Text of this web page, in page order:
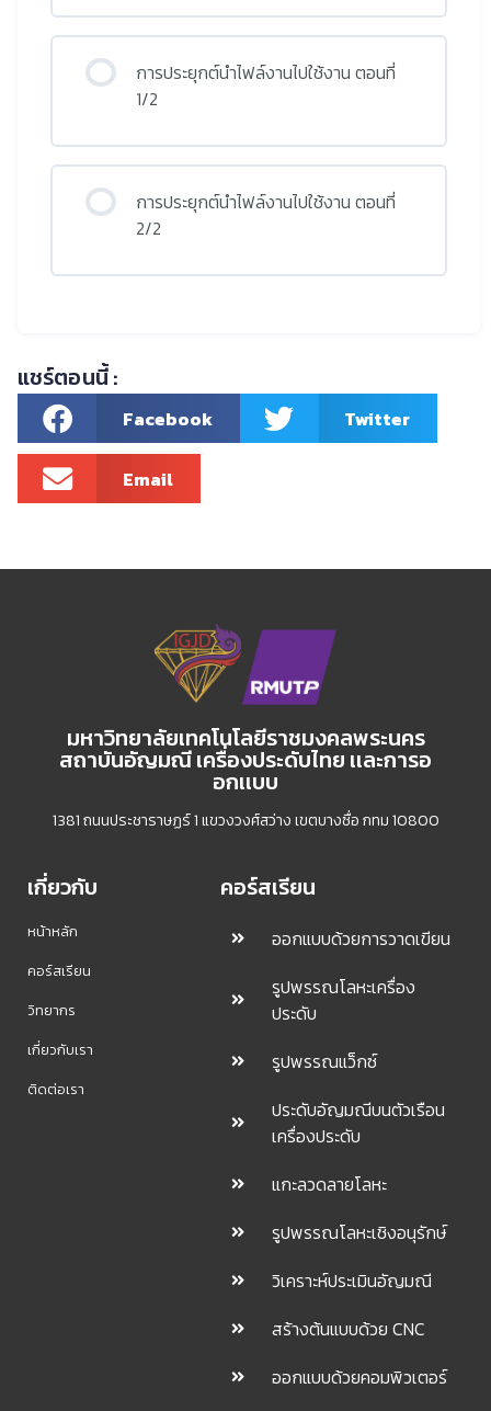
การประยุกต์นำไฟล์งานไปใช้งาน ตอนที่
1/2
การประยุกต์นำไฟล์งานไปใช้งาน ตอนที่
2/2
แชร์ตอนนี้ :
Facebook Twitter
Email
มหาวิทยาลัยเทคโนโลยีราชมงคลพระนคร
สถาบันอัญมณี เครื่องประดับไทย เเละการอ
อกเเบบ
1381 ถนนประชาราษฏร์ 1 แขวงวงศ์สว่าง เขตบางซื่อ กทม 10800
เกี่ยวกับ
หน้าหลัก
คอร์สเรียน
วิทยากร
เกี่ยวกับเรา
ติดต่อเรา
คอร์สเรียน
ออกแบบด้วยการวาดเขียน
รูปพรรณโลหะเครื่อง
ประดับ
รูปพรรณแว็กซ์
ประดับอัญมณีบนตัวเรือน
เครื่องประดับ
แกะลวดลายโลหะ
รูปพรรณโลหะเชิงอนุรักษ์
วิเคราะห์ประเมินอัญมณี
สร้างต้นแบบด้วย CNC
ออกแบบด้วยคอมพิวเตอร์